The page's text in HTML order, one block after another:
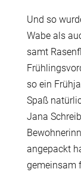
Und so
Wabe als
samt
so ein
Spaß
Jana
angepackt
gemeinsam